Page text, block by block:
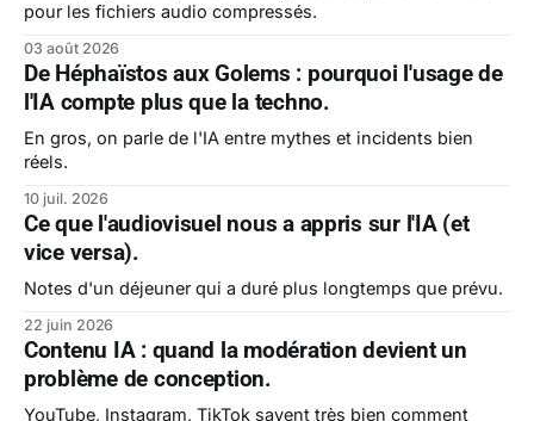
pour les fichiers audio compressés.
03 août 2026
De Héphaïstos aux Golems : pourquoi l'usage de
l'IA compte plus que la techno.
En gros, on parle de l'IA entre mythes et incidents bien
réels.
10 juil. 2026
Ce que l'audiovisuel nous a appris sur l'IA (et
vice versa).
Notes d'un déjeuner qui a duré plus longtemps que prévu.
22 juin 2026
Contenu IA : quand la modération devient un
problème de conception.
YouTube, Instagram, TikTok savent très bien comment